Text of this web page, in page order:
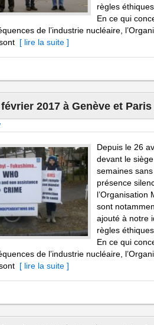
règles
En ce qui
de l’industrie nucléaire,
[ lire la suite ]
2017 à Genève et Paris
Depuis le 26
devant le
semaines
présence
l’Organisation
sont
ajouté à notre
règles
En ce qui
de l’industrie nucléaire,
[ lire la suite ]